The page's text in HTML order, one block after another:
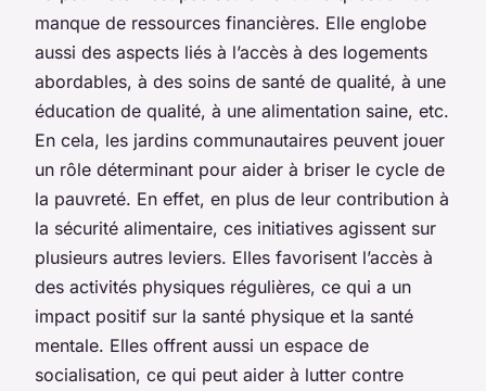
manque de ressources financières. Elle englobe
aussi des aspects liés à l’accès à des logements
abordables, à des soins de santé de qualité, à une
éducation de qualité, à une alimentation saine, etc.
En cela, les jardins communautaires peuvent jouer
un rôle déterminant pour aider à briser le cycle de
la pauvreté. En effet, en plus de leur contribution à
la sécurité alimentaire, ces initiatives agissent sur
plusieurs autres leviers. Elles favorisent l’accès à
des activités physiques régulières, ce qui a un
impact positif sur la santé physique et la santé
mentale. Elles offrent aussi un espace de
socialisation, ce qui peut aider à lutter contre